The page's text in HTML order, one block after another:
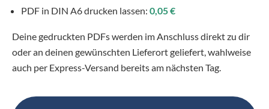
PDF in DIN A6 drucken lassen: 0,05 €
Deine gedruckten PDFs werden im Anschluss direkt zu dir
oder an deinen gewünschten Lieferort geliefert, wahlweise
auch per Express-Versand bereits am nächsten Tag.